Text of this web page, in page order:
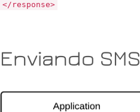
</response>
Enviando SMS